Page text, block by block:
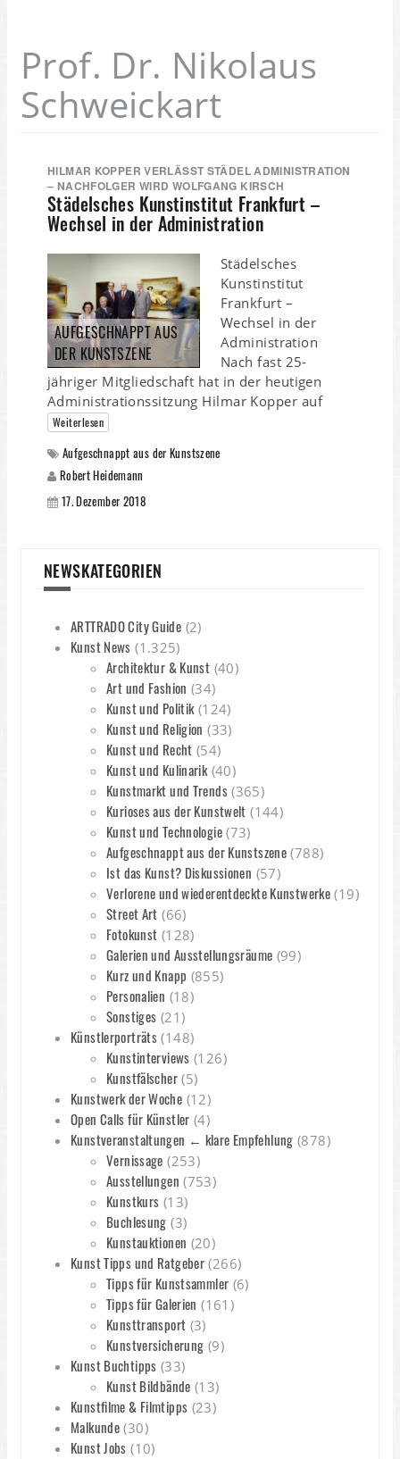
Prof. Dr. Nikolaus
Schweickart
HILMAR KOPPER VERLÄSST STÄDEL ADMINISTRATION
– NACHFOLGER WIRD WOLFGANG KIRSCH
Städelsches Kunstinstitut Frankfurt –
Wechsel in der Administration
AUFGESCHNAPPT AUS
DER KUNSTSZENE
Städelsches
Kunstinstitut
Frankfurt –
Wechsel in der
Administration
Nach fast 25-
jähriger Mitgliedschaft hat in der heutigen
Administrationssitzung Hilmar Kopper auf
Weiterlesen
Aufgeschnappt aus der Kunstszene
Robert Heidemann
17. Dezember 2018
NEWSKATEGORIEN
ARTTRADO City Guide (2)
Kunst News (1.325)
Architektur & Kunst (40)
Art und Fashion (34)
Kunst und Politik(124)
Kunst und Religion (33)
Kunst und Recht (54)
Kunst und Kulinarik(40)
Kunstmarkt und Trends(365)
Kurioses aus der Kunstwelt (144)
Kunst und Technologie(73)
Aufgeschnappt aus der Kunstszene (788)
Ist das Kunst? Diskussionen (57)
Verlorene und wiederentdeckte Kunstwerke (19)
Street Art (66)
Fotokunst (128)
Galerien und Ausstellungsräume (99)
Kurz und Knapp (855)
Personalien (18)
Sonstiges (21)
Künstlerporträts (148)
Kunstinterviews (126)
Kunstfälscher(5)
Kunstwerk der Woche (12)
Open Calls für Künstler (4)
Kunstveranstaltungen ← klare Empfehlung (878)
Vernissage (253)
Ausstellungen (753)
Kunstkurs (13)
Buchlesung (3)
Kunstauktionen (20)
Kunst Tipps und Ratgeber (266)
Tipps für Kunstsammler (6)
Tipps für Galerien (161)
Kunsttransport (3)
Kunstversicherung (9)
Kunst Buchtipps (33)
Kunst Bildbände (13)
Kunstfilme & Filmtipps (23)
Malkunde (30)
Kunst Jobs (10)